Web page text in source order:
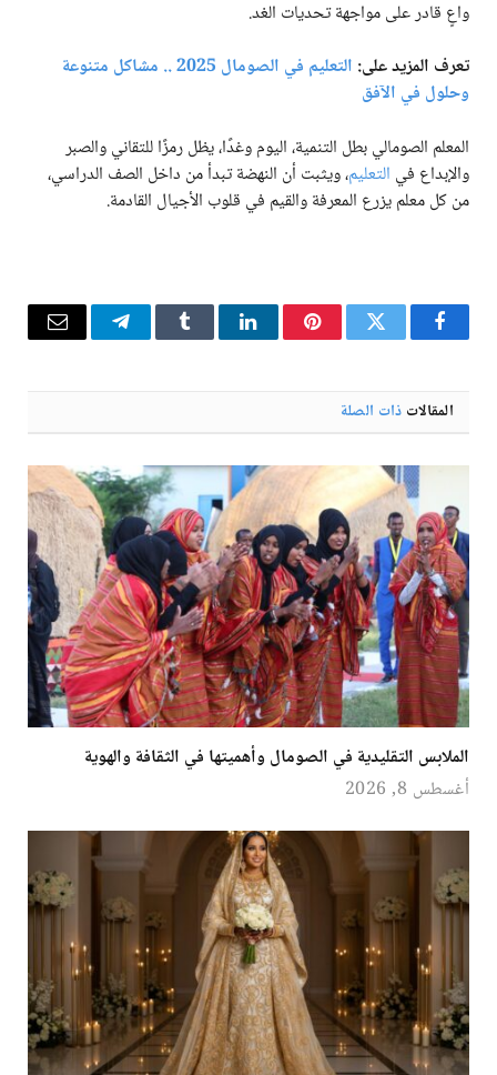
واعٍ قادر على مواجهة تحديات الغد.
تعرف المزيد على:
التعليم في الصومال 2025 .. مشاكل متنوعة
وحلول في الآفق
المعلم الصومالي بطل التنمية، اليوم وغدًا، يظل رمزًا للتقاني والصبر
والإبداع في التعليم، ويثبت أن النهضة تبدأ من داخل الصف الدراسي،
من كل معلم يزرع المعرفة والقيم في قلوب الأجيال القادمة.
فيسبوكتويتر بينتيريستلينكدإن Tumblr تيلقرام البريد
المقالات ذات الصلة
الملابس التقليدية في الصومال وأهميتها في الثقافة والهوية
أغسطس 8, 2026